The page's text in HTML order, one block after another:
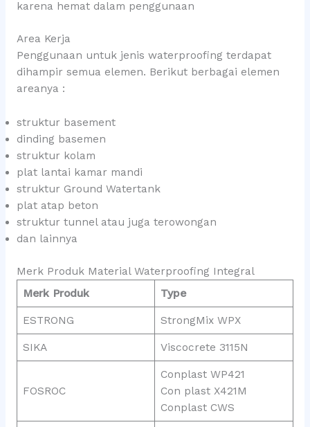
karena hemat dalam penggunaan
Area Kerja
Penggunaan untuk jenis waterproofing terdapat
dihampir semua elemen. Berikut berbagai elemen
areanya :
struktur basement
dinding basemen
struktur kolam
plat lantai kamar mandi
struktur Ground Watertank
plat atap beton
struktur tunnel atau juga terowongan
dan lainnya
Merk Produk Material Waterproofing Integral
Merk Produk
Type
ESTRONG StrongMix WPX
SIKA Viscocrete 3115N
FOSROC
Conplast WP421
Con plast X421M
Conplast CWS